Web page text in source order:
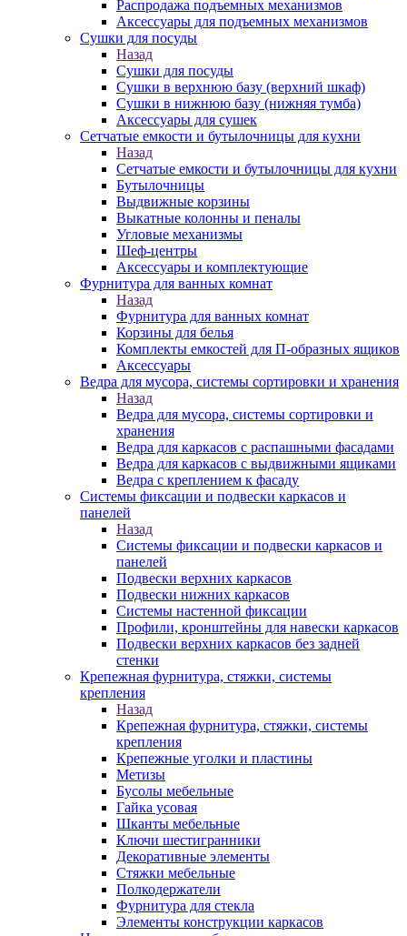
Распродажа подъемных механизмов
Аксессуары для подъемных механизмов
Сушки для посуды
Назад
Сушки для посуды
Сушки в верхнюю базу (верхний шкаф)
Сушки в нижнюю базу (нижняя тумба)
Аксессуары для сушек
Сетчатые емкости и бутылочницы для кухни
Назад
Сетчатые емкости и бутылочницы для кухни
Бутылочницы
Выдвижные корзины
Выкатные колонны и пеналы
Угловые механизмы
Шеф-центры
Аксессуары и комплектующие
Фурнитура для ванных комнат
Назад
Фурнитура для ванных комнат
Корзины для белья
Комплекты емкостей для П-образных ящиков
Аксессуары
Ведра для мусора, системы сортировки и хранения
Назад
Ведра для мусора, системы сортировки и
хранения
Ведра для каркасов с распашными фасадами
Ведра для каркасов с выдвижными ящиками
Ведра с креплением к фасаду
Системы фиксации и подвески каркасов и
панелей
Назад
Системы фиксации и подвески каркасов и
панелей
Подвески верхних каркасов
Подвески нижних каркасов
Системы настенной фиксации
Профили, кронштейны для навески каркасов
Подвески верхних каркасов без задней
стенки
Крепежная фурнитура, стяжки, системы
крепления
Назад
Крепежная фурнитура, стяжки, системы
крепления
Крепежные уголки и пластины
Метизы
Бусолы мебельные
Гайка усовая
Шканты мебельные
Ключи шестигранники
Декоративные элементы
Стяжки мебельные
Полкодержатели
Фурнитура для стекла
Элементы конструкции каркасов